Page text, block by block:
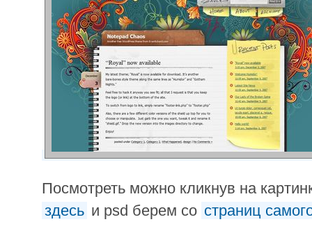
Посмотреть можно кликнув на
здесь и psd берем со страниц